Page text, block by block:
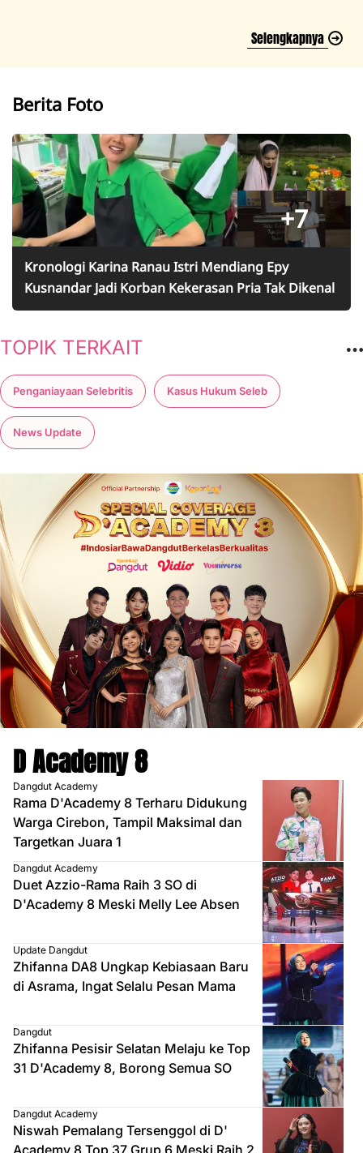
Selengkapnya
Berita Foto
+7
Kronologi Karina Ranau Istri Mendiang Epy
Kusnandar Jadi Korban Kekerasan Pria Tak Dikenal
TOPIK TERKAIT
Penganiayaan Selebritis Kasus Hukum Seleb
News Update
D Academy 8
Dangdut Academy
Rama D'Academy 8 Terharu Didukung
Warga Cirebon, Tampil Maksimal dan
Targetkan Juara 1
Dangdut Academy
Duet Azzio-Rama Raih 3 SO di
D'Academy 8 Meski Melly Lee Absen
Update Dangdut
Zhifanna DA8 Ungkap Kebiasaan Baru
di Asrama, Ingat Selalu Pesan Mama
Dangdut
Zhifanna Pesisir Selatan Melaju ke Top
31 D'Academy 8, Borong Semua SO
Dangdut Academy
Niswah Pemalang Tersenggol di D'
Academy 8 Top 37 Grup 6 Meski Raih 2